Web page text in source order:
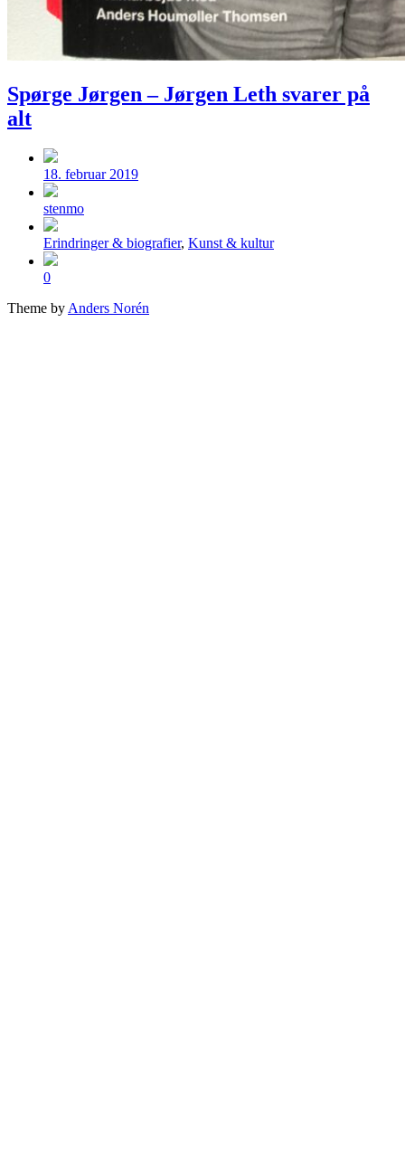
Spørge Jørgen – Jørgen Leth svarer på
alt
Post
date
18. februar 2019
Posted
by
stenmo
Posted
in
Erindringer & biografier, Kunst & kultur
Comments
0
Theme byAnders Norén